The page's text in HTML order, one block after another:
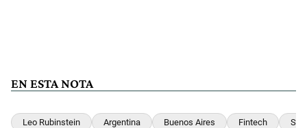
EN ESTA NOTA
Leo Rubinstein Argentina Buenos Aires Fintech